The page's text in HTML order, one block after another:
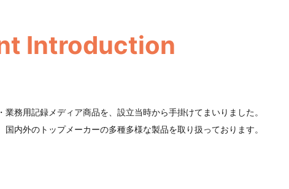
Introduction
務用記録メディア商品を、設立当時から手掛けてまいりました。
内外のトップメーカーの多種多様な製品を取り扱っております。